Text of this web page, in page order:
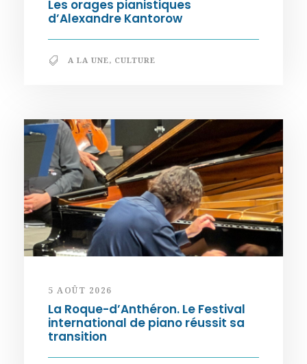
Les orages pianistiques
d’Alexandre Kantorow
A LA UNE, CULTURE
5 AOÛT 2026
La Roque-d’Anthéron. Le Festival
international de piano réussit sa
transition